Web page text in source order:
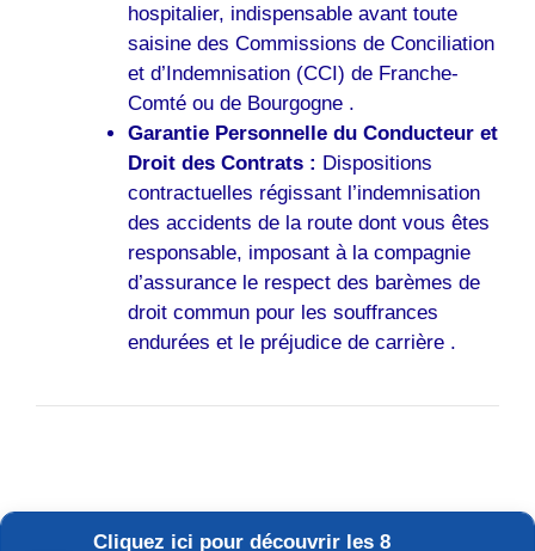
hospitalier, indispensable avant toute
saisine des Commissions de Conciliation
et d’Indemnisation (CCI) de Franche-
Comté ou de Bourgogne .
Garantie Personnelle du Conducteur et
Droit des Contrats : Dispositions
contractuelles régissant l’indemnisation
des accidents de la route dont vous êtes
responsable, imposant à la compagnie
d’assurance le respect des barèmes de
droit commun pour les souffrances
endurées et le préjudice de carrière .
Cliquez ici pour découvrir les 8